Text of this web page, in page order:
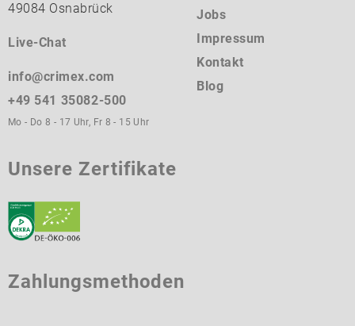
49084 Osnabrück
Live-Chat
info@crimex.com
+49 541 35082-500
Mo - Do 8 - 17 Uhr, Fr 8 - 15 Uhr
Jobs
Impressum
Kontakt
Blog
Unsere Zertifikate
Zahlungsmethoden